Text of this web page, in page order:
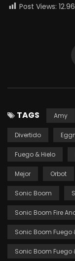
Post Views:
TAGS Amy
Divertido
Fuego & Hielo
Mejor Orbot
Sonic Boom
Sonic Boom Fire
Sonic Boom Fuego
Sonic Boom Fuego